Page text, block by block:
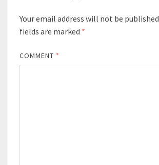
Your email address will not be
fields are marked *
COMMENT *